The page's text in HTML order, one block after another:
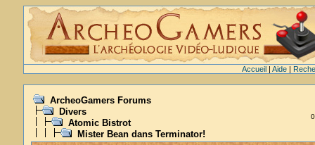
Accueil| Aide|
ArcheoGamers Forums
Divers
Atomic Bistrot
Mister Bean dans Terminator!